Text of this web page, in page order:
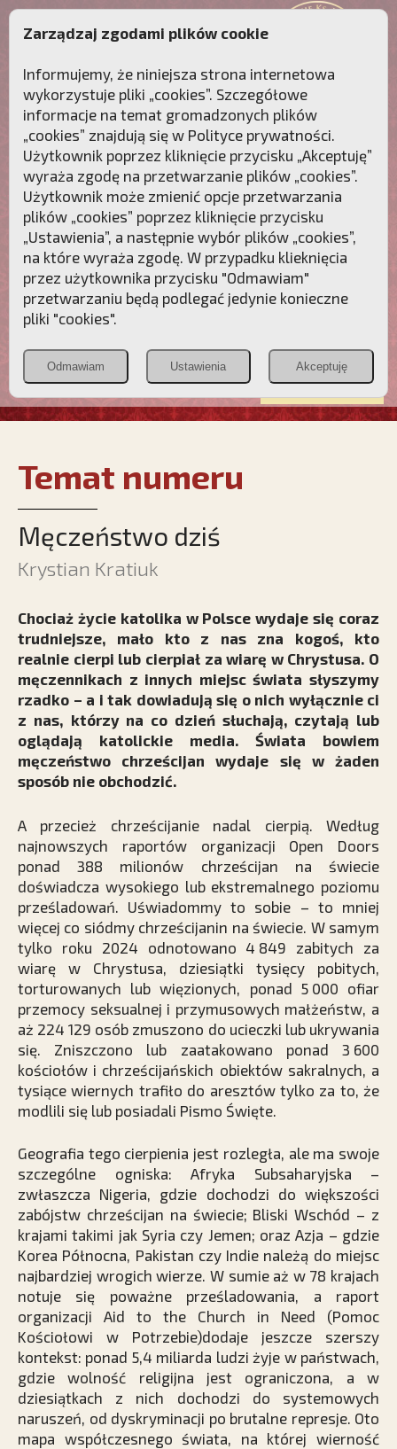
Przebudźmy sumienia Polaków!
Polonia
Christiana
PCh24.pl
Przymierze
POZNAJ APOSTOLAT FATIMY WESPRZYJ
NAS
Temat numeru
Męczeństwo dziś
Krystian Kratiuk
Chociaż życie katolika w Polsce wydaje się coraz
trudniejsze, mało kto z nas zna kogoś, kto
realnie cierpi lub cierpiał za wiarę w Chrystusa. O
męczennikach z innych miejsc świata słyszymy
rzadko – a i tak dowiadują się o nich wyłącznie ci
z nas, którzy na co dzień słuchają, czytają lub
oglądają katolickie media. Świata bowiem
męczeństwo chrześcijan wydaje się w żaden
sposób nie obchodzić.
A przecież chrześcijanie nadal cierpią. Według
najnowszych raportów organizacji Open Doors
ponad 388 milionów chrześcijan na świecie
doświadcza wysokiego lub ekstremalnego poziomu
prześladowań. Uświadommy to sobie – to mniej
więcej co siódmy chrześcijanin na świecie. W samym
tylko roku 2024 odnotowano 4 849 zabitych za
wiarę w Chrystusa, dziesiątki tysięcy pobitych,
torturowanych lub więzionych, ponad 5 000 ofiar
przemocy seksualnej i przymusowych małżeństw, a
aż 224 129 osób zmuszono do ucieczki lub ukrywania
się. Zniszczono lub zaatakowano ponad 3 600
kościołów i chrześcijańskich obiektów sakralnych, a
tysiące wiernych trafiło do aresztów tylko za to, że
modlili się lub posiadali Pismo Święte.
Geografia tego cierpienia jest rozległa, ale ma swoje
szczególne ogniska: Afryka Subsaharyjska –
zwłaszcza Nigeria, gdzie dochodzi do większości
zabójstw chrześcijan na świecie; Bliski Wschód – z
krajami takimi jak Syria czy Jemen; oraz Azja – gdzie
Korea Północna, Pakistan czy Indie należą do miejsc
najbardziej wrogich wierze. W sumie aż w 78 krajach
notuje się poważne prześladowania, a raport
organizacji Aid to the Church in Need (Pomoc
Kościołowi w Potrzebie)dodaje jeszcze szerszy
kontekst: ponad 5,4 miliarda ludzi żyje w państwach,
gdzie wolność religijna jest ograniczona, a w
dziesiątkach z nich dochodzi do systemowych
naruszeń, od dyskryminacji po brutalne represje. Oto
mapa współczesnego świata, na której wierność
Zarządzaj zgodami plików cookie
Informujemy, że niniejsza strona internetowa
wykorzystuje pliki „cookies”. Szczegółowe
informacje na temat gromadzonych plików
„cookies” znajdują się w Polityce prywatności.
Użytkownik poprzez kliknięcie przycisku „Akceptuję”
wyraża zgodę na przetwarzanie plików „cookies”.
Użytkownik może zmienić opcje przetwarzania
plików „cookies” poprzez kliknięcie przycisku
„Ustawienia”, a następnie wybór plików „cookies”,
na które wyraża zgodę. W przypadku klieknięcia
przez użytkownika przycisku "Odmawiam"
przetwarzaniu będą podlegać jedynie konieczne
pliki "cookies".
Odmawiam Ustawienia Akceptuję